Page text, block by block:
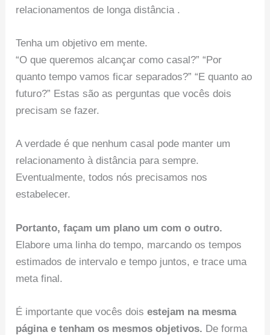
relacionamentos de longa distância .
Tenha um objetivo em mente.
“O que queremos alcançar como casal?” “Por
quanto tempo vamos ficar separados?” “E quanto ao
futuro?” Estas são as perguntas que vocês dois
precisam se fazer.
A verdade é que nenhum casal pode manter um
relacionamento à distância para sempre.
Eventualmente, todos nós precisamos nos
estabelecer.
Portanto, façam um plano um com o outro.
Elabore uma linha do tempo, marcando os tempos
estimados de intervalo e tempo juntos, e trace uma
meta final.
É importante que vocês dois estejam na mesma
página e tenham os mesmos objetivos. De forma